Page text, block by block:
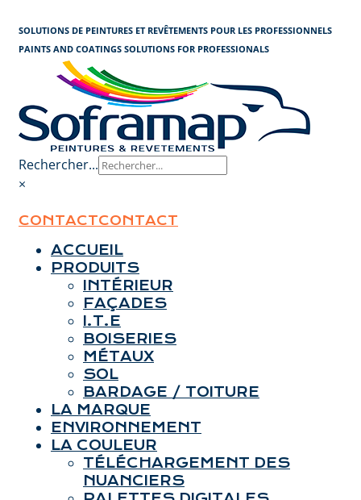
SOLUTIONS DE PEINTURES ET REVÊTEMENTS POUR LES PROFESSIONNELS
PAINTS AND COATINGS SOLUTIONS FOR PROFESSIONALS
Rechercher...
×
CONTACTCONTACT
ACCUEIL
PRODUITS
INTÉRIEUR
FAÇADES
I.T.E
BOISERIES
MÉTAUX
SOL
BARDAGE / TOITURE
LA MARQUE
ENVIRONNEMENT
LA COULEUR
TÉLÉCHARGEMENT DES
NUANCIERS